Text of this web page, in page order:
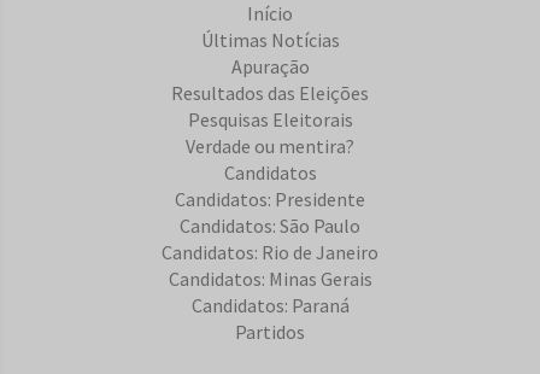
Início
Últimas Notícias
Apuração
Resultados das Eleições
Pesquisas Eleitorais
Verdade ou mentira?
Candidatos
Candidatos: Presidente
Candidatos: São Paulo
Candidatos: Rio de Janeiro
Candidatos: Minas Gerais
Candidatos: Paraná
Partidos